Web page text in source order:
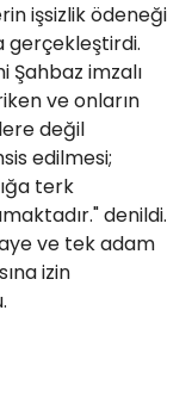
işsizlik ödeneği
gerçekleştirdi.
Şahbaz imzalı
ve onların
değil
edilmesi;
terk
denildi.
ve tek adam
izin